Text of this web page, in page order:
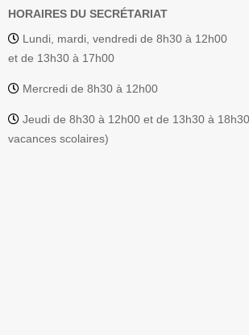
HORAIRES DU SECRÉTARIAT
Lundi, mardi, vendredi de 8h30 à 12h00
et de 13h30 à 17h00
Mercredi de 8h30 à 12h00
Jeudi de 8h30 à 12h00 et de 13h30 à
vacances scolaires)